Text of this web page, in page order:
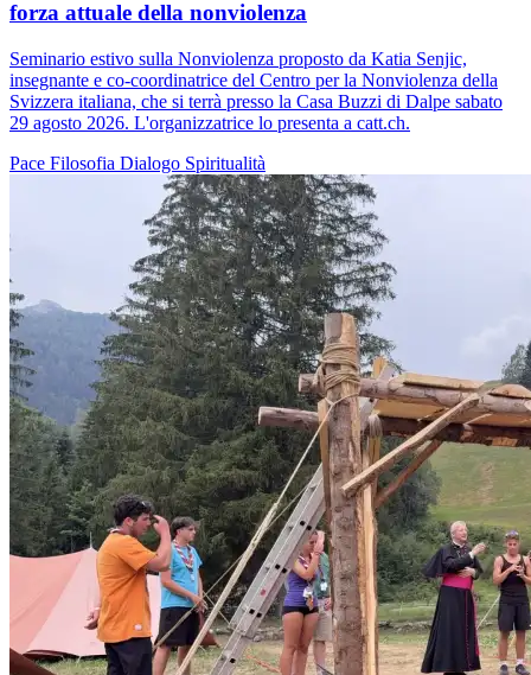
forza attuale della nonviolenza
Seminario estivo sulla Nonviolenza proposto da Katia Senjic,
insegnante e co-coordinatrice del Centro per la Nonviolenza della
Svizzera italiana, che si terrà presso la Casa Buzzi di Dalpe sabato
29 agosto 2026. L'organizzatrice lo presenta a catt.ch.
Pace Filosofia Dialogo Spiritualità